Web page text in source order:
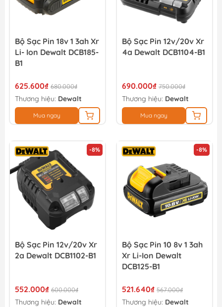
Bộ Sạc Pin 18v 1 3ah Xr
Li- Ion Dewalt DCB185-
B1
625.600₫ 680.000₫
Thương hiệu: Dewalt
Mua ngay
Bộ Sạc Pin 12v/20v Xr
4a Dewalt DCB1104-B1
690.000₫ 750.000₫
Thương hiệu: Dewalt
Mua ngay
-8%
Bộ Sạc Pin 12v/20v Xr
2a Dewalt DCB1102-B1
552.000₫ 600.000₫
Thương hiệu: Dewalt
-8%
Bộ Sạc Pin 10 8v 1 3ah
Xr Li-Ion Dewalt
DCB125-B1
521.640₫ 567.000₫
Thương hiệu: Dewalt